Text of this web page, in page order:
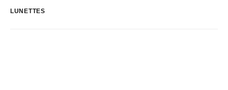
LUNETTES